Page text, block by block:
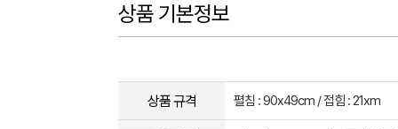
상품 기본정보
상품 규격 펼침 : 90x49cm / 접힘 : 21xm